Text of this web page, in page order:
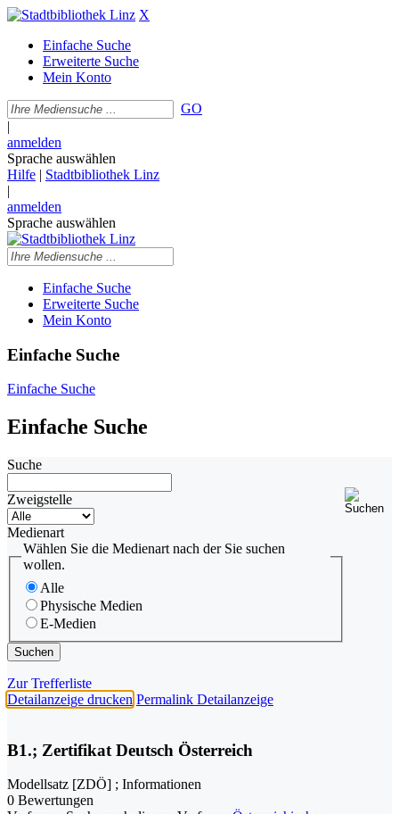
X
Einfache Suche
Erweiterte Suche
Mein Konto
GO
|
anmelden
Sprache auswählen
Hilfe | Stadtbibliothek Linz
|
anmelden
Sprache auswählen
Einfache Suche
Erweiterte Suche
Mein Konto
Einfache Suche
Einfache Suche
Einfache Suche
Suche
Zweigstelle
Medienart
Wählen Sie die Medienart nach der Sie suchen
wollen.
Alle
Physische Medien
E-Medien
Zur Trefferliste
Detailanzeige drucken Permalink Detailanzeige
B1.; Zertifikat Deutsch Österreich
Modellsatz [ZDÖ] ; Informationen
0 Bewertungen